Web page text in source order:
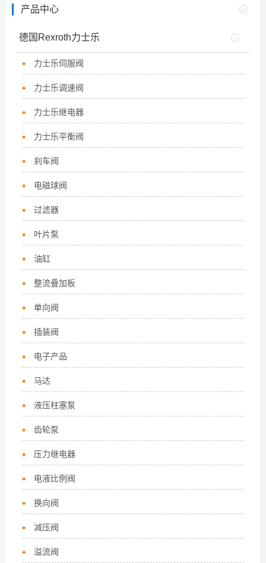
产品中心
德国Rexroth力士乐
力士乐伺服阀
力士乐调速阀
力士乐继电器
力士乐平衡阀
刹车阀
电磁球阀
过滤器
叶片泵
油缸
整流叠加板
单向阀
插装阀
电子产品
马达
液压柱塞泵
齿轮泵
压力继电器
电液比例阀
换向阀
减压阀
溢流阀